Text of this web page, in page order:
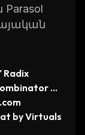
Radix
by
by Virtuals